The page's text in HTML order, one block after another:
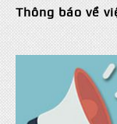
Thông báo về